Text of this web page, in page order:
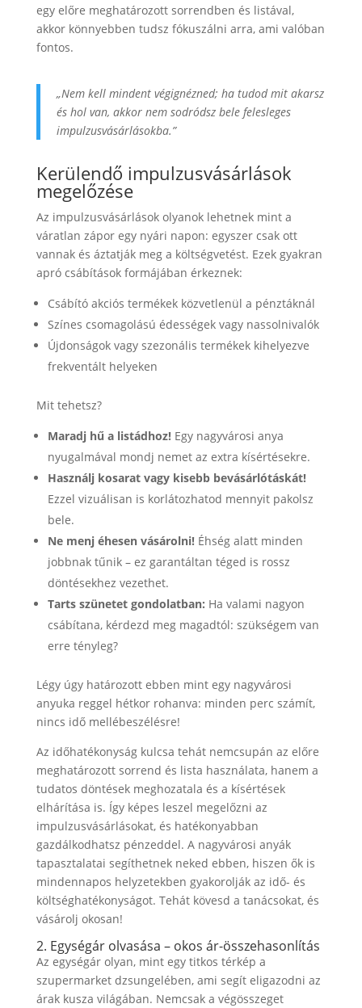
egy előre meghatározott sorrendben és listával,
akkor könnyebben tudsz fókuszálni arra, ami valóban
fontos.
„Nem kell mindent végignézned; ha tudod mit akarsz
és hol van, akkor nem sodródsz bele felesleges
impulzusvásárlásokba.”
Kerülendő impulzusvásárlások
megelőzése
Az impulzusvásárlások olyanok lehetnek mint a
váratlan zápor egy nyári napon: egyszer csak ott
vannak és áztatják meg a költségvetést. Ezek gyakran
apró csábítások formájában érkeznek:
Csábító akciós termékek közvetlenül a pénztáknál
Színes csomagolású édességek vagy nassolnivalók
Újdonságok vagy szezonális termékek kihelyezve
frekventált helyeken
Mit tehetsz?
Maradj hű a listádhoz!Egy nagyvárosi anya
nyugalmával mondj nemet az extra kísértésekre.
Használj kosarat vagy kisebb bevásárlótáskát!
Ezzel vizuálisan is korlátozhatod mennyit pakolsz
bele.
Ne menj éhesen vásárolni!Éhség alatt minden
jobbnak tűnik – ez garantáltan téged is rossz
döntésekhez vezethet.
Tarts szünetet gondolatban: Ha valami nagyon
csábítana, kérdezd meg magadtól: szükségem van
erre tényleg?
Légy úgy határozott ebben mint egy nagyvárosi
anyuka reggel hétkor rohanva: minden perc számít,
nincs idő mellébeszélésre!
Az időhatékonyság kulcsa tehát nemcsupán az előre
meghatározott sorrend és lista használata, hanem a
tudatos döntések meghozatala és a kísértések
elhárítása is. Így képes leszel megelőzni az
impulzusvásárlásokat, és hatékonyabban
gazdálkodhatsz pénzeddel. A nagyvárosi anyák
tapasztalatai segíthetnek neked ebben, hiszen ők is
mindennapos helyzetekben gyakorolják az idő- és
költséghatékonyságot. Tehát kövesd a tanácsokat, és
vásárolj okosan!
2. Egységár olvasása – okos ár-összehasonlítás
Az egységár olyan, mint egy titkos térkép a
szupermarket dzsungelében, ami segít eligazodni az
árak kusza világában. Nemcsak a végösszeget